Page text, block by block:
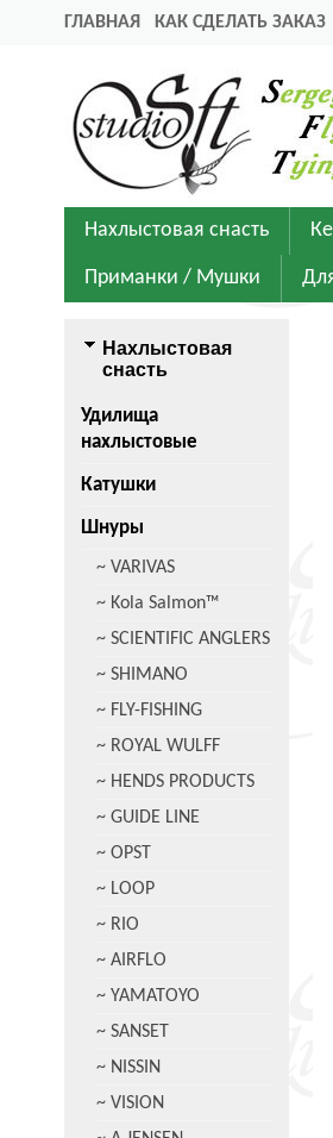
ГЛАВНАЯ КАК СДЕЛАТЬ ЗАКАЗ
Нахлыстовая снасть
Приманки / Мушки
Нахлыстовая
снасть
Удилища
нахлыстовые
Катушки
Шнуры
~ VARIVAS
~ Kola Salmon™
~ SCIENTIFIC ANGLERS
~ SHIMANO
~ FLY-FISHING
~ ROYAL WULFF
~ HENDS PRODUCTS
~ GUIDE LINE
~ OPST
~ LOOP
~ RIO
~ AIRFLO
~ YAMATOYO
~ SANSET
~ NISSIN
~ VISION